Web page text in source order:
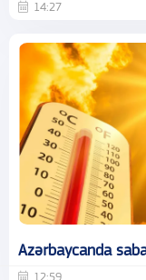
14:27
Azərbaycanda
12:59